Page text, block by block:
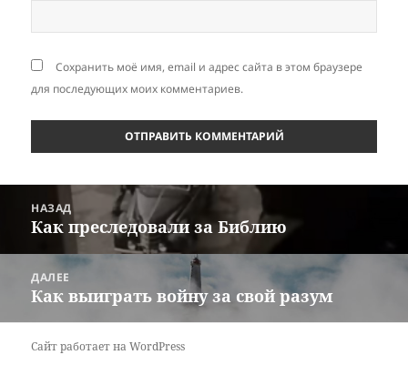
Сохранить моё имя, email и адрес сайта в этом браузере
для последующих моих комментариев.
Навигация
записям
НАЗАД
Предыдущая
Как преследовали за Библию
ДАЛЕЕ
Следующая
Как выиграть войну за свой разум
Сайт работает на WordPress